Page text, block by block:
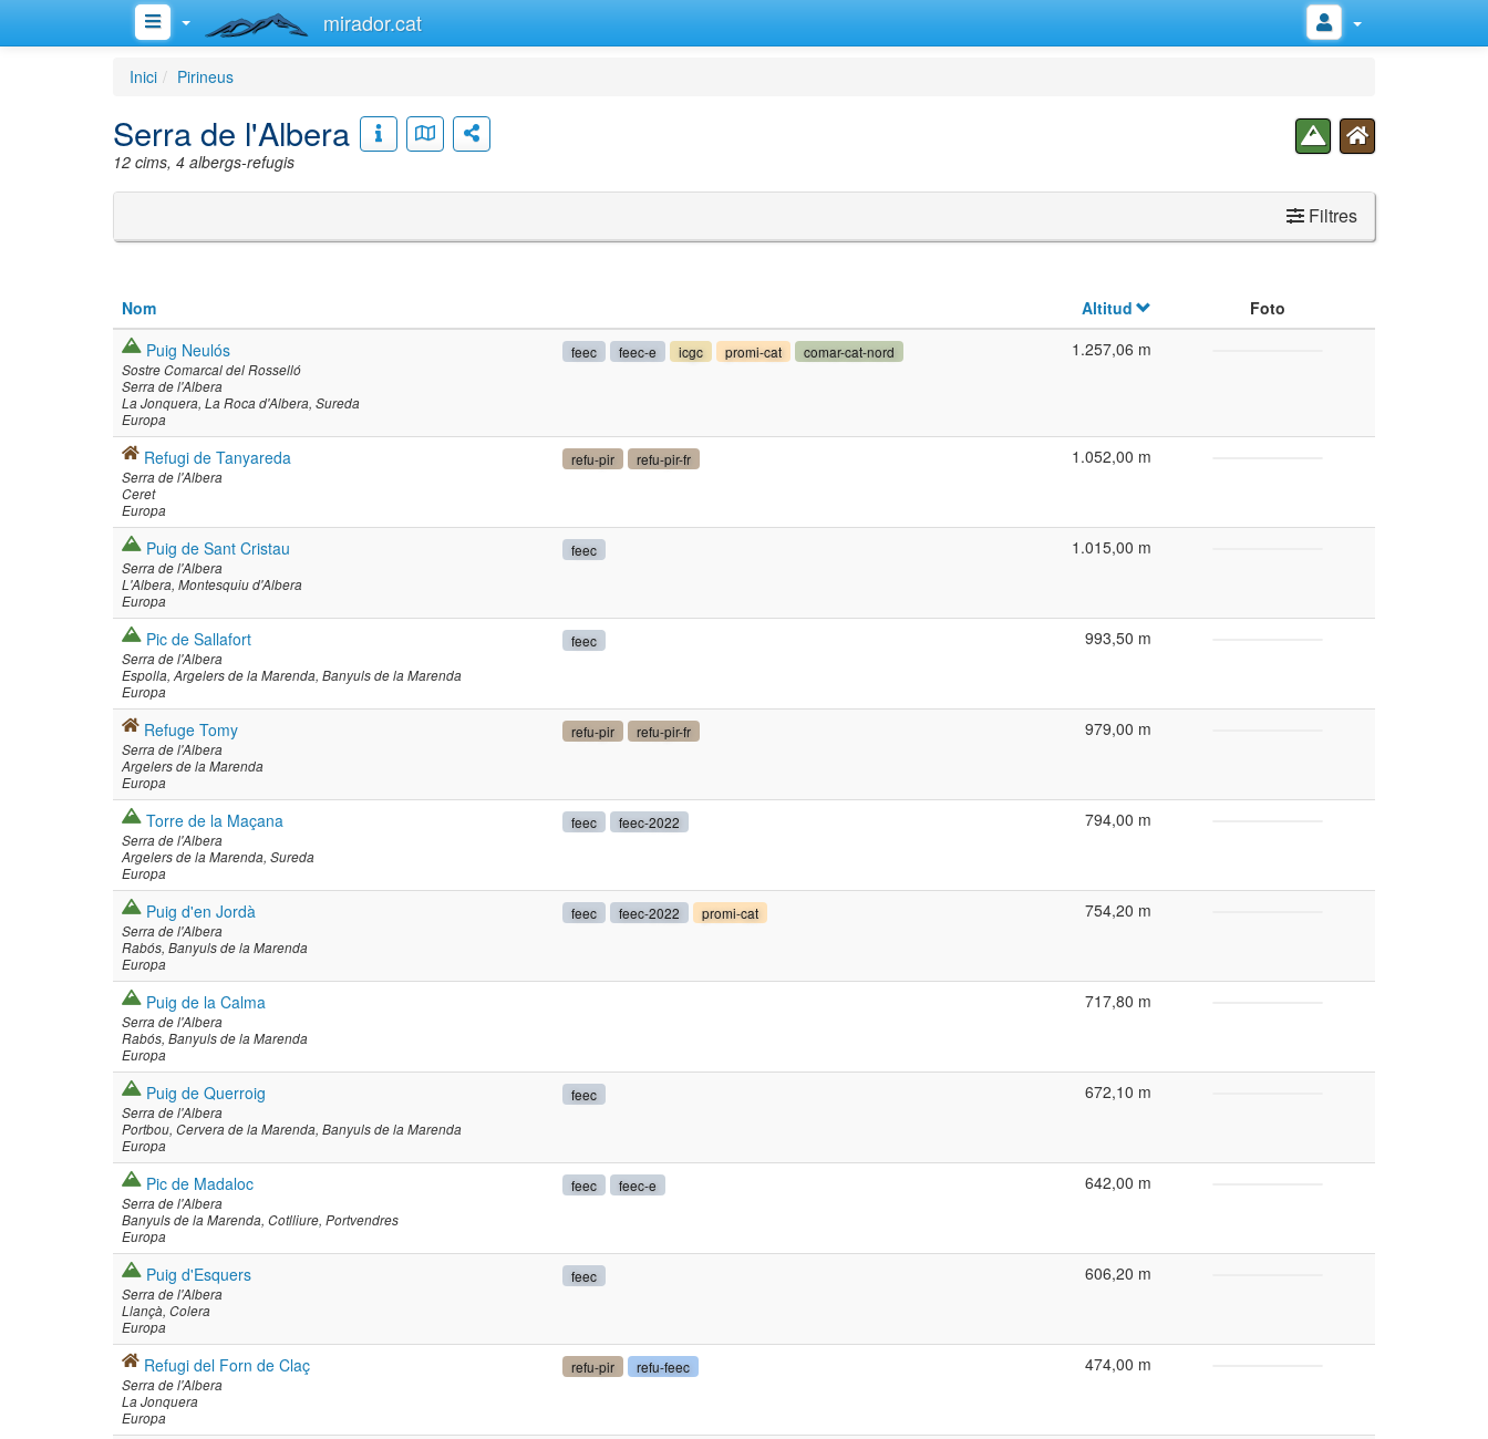
mirador.cat
Inici Pirineus
Serra de l'Albera
12 cims, 4 albergs-refugis
Filtres
Nom Altitud
Foto
Puig Neulós
Sostre Comarcal del Rosselló
Serra de l'Albera
La Jonquera La Roca d'Albera Sureda
Europa
feec feec-e icgc promi-cat comar-cat-nord 1.257,06 m
Refugi de Tanyareda
Serra de l'Albera
Ceret
Europa
refu-pir refu-pir-fr 1.052,00 m
Puig de Sant Cristau
Serra de l'Albera
L'Albera Montesquiu d'Albera
Europa
feec 1.015,00 m
Pic de Sallafort
Serra de l'Albera
Espolla Argelers de la Marenda Banyuls de la Marenda
Europa
feec 993,50 m
Refuge Tomy
Serra de l'Albera
Argelers de la Marenda
Europa
refu-pir refu-pir-fr 979,00 m
Torre de la Maçana
Serra de l'Albera
Argelers de la Marenda Sureda
Europa
feec feec-2022 794,00 m
Puig d'en Jordà
Serra de l'Albera
Rabós Banyuls de la Marenda
Europa
feec feec-2022 promi-cat 754,20 m
Puig de la Calma
Serra de l'Albera
Rabós Banyuls de la Marenda
Europa
717,80 m
Puig de Querroig
Serra de l'Albera
Portbou Cervera de la Marenda Banyuls de la Marenda
Europa
feec 672,10 m
Pic de Madaloc
Serra de l'Albera
Banyuls de la Marenda Cotlliure Portvendres
Europa
feec feec-e 642,00 m
Puig d'Esquers
Serra de l'Albera
Llançà Colera
Europa
feec 606,20 m
Refugi del Forn de Claç
Serra de l'Albera
La Jonquera
Europa
refu-pir refu-feec 474,00 m